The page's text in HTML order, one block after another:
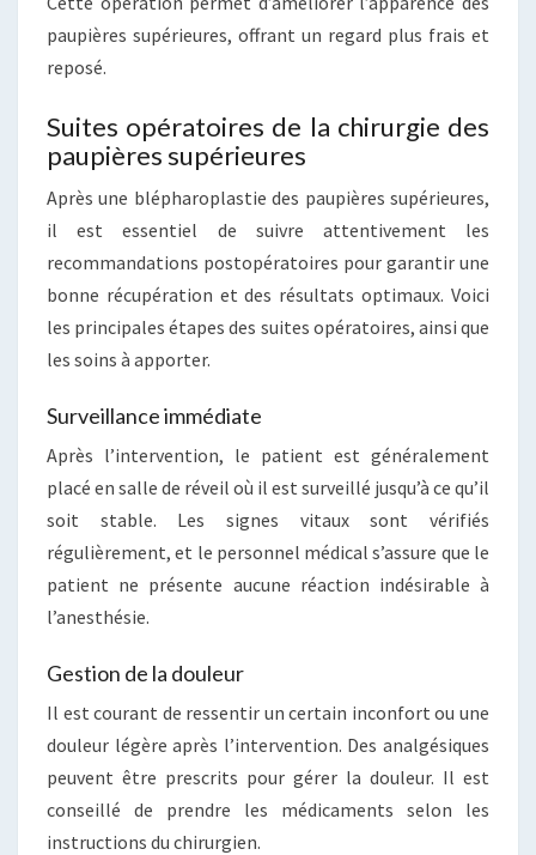
paupières supérieures, offrant un regard plus frais et
reposé.
Suites opératoires de la chirurgie des
paupières supérieures
Après une blépharoplastie des paupières supérieures,
il est essentiel de suivre attentivement les
recommandations postopératoires pour garantir une
bonne récupération et des résultats optimaux. Voici
les principales étapes des suites opératoires, ainsi que
les soins à apporter.
Surveillance immédiate
Après l’intervention, le patient est généralement
placé en salle de réveil où il est surveillé jusqu’à ce qu’il
soit stable. Les signes vitaux sont vérifiés
régulièrement, et le personnel médical s’assure que le
patient ne présente aucune réaction indésirable à
l’anesthésie.
Gestion de la douleur
Il est courant de ressentir un certain inconfort ou une
douleur légère après l’intervention. Des analgésiques
peuvent être prescrits pour gérer la douleur. Il est
conseillé de prendre les médicaments selon les
instructions du chirurgien.